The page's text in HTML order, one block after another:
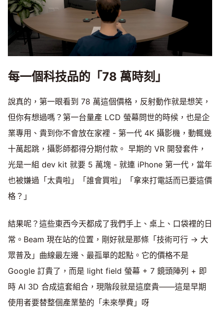
每一個科技品的「78 萬時刻」
說真的，第一眼看到 78 萬這個價格，反射動作就是想笑，
但你有想過嗎？第一台量產 LCD 螢幕問世的時候，也是企
業專用、貴到你不會放在家裡 - 第一代 4K 攝影機，動輒幾
十萬起跳，攝影師都得分期付款。 早期的 VR 開發套件，
光是一組 dev kit 就要 5 萬塊 - 就連 iPhone 第一代，當年
也被嫌過「太貴啦」「誰會買啦」「拿來打電話而已要這價
格？」
結果呢？這些東西今天都成了我們手上、桌上、口袋裡的日
常。Beam 現在站的位置，剛好就是那條「技術可行 → 大
眾普及」曲線最左邊、最孤單的起點。它的價格不是
Google 訂貴了，而是 light field 螢幕 + 7 鏡頭陣列 + 即
時 AI 3D 合成這套組合，現階段就是這麼貴——這是早期
使用者要替整個產業墊的「未來學費」呀